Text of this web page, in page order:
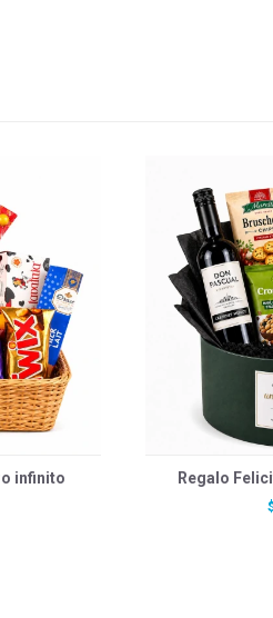
infinito Regalo